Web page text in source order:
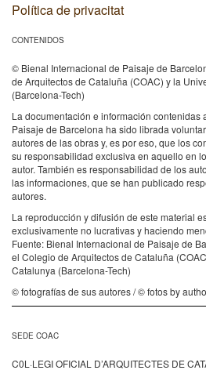
Política de privacitat
CONTENIDOS
© Bienal Internacional de Paisaje de
de Arquitectos de Cataluña (COAC) y la
(Barcelona-Tech)
La documentación e información contenidas
Paisaje de Barcelona ha sido librada
autores de las obras y, es por eso, que los
su responsabilidad exclusiva en aquello en
autor. También es responsabilidad de los
las informaciones, que se han publicado
autores.
La reproducción y difusión de este material
exclusivamente no lucrativas y haciendo
Fuente: Bienal Internacional de Paisaje de
el Colegio de Arquitectos de Cataluña
Catalunya (Barcelona-Tech)
© fotografías de sus autores / © fotos by
SEDE COAC
C0L·LEGI OFICIAL D’ARQUITECTES DE